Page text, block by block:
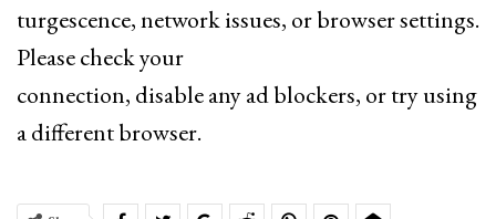
turgescence, network issues, or browser settings.
Please check your
connection, disable any ad blockers, or try using
a different browser.